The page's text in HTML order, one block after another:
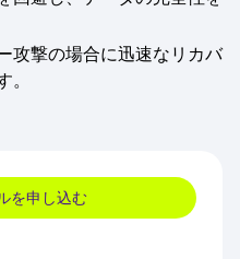
攻撃の場合に迅速なリカバ
を申し込む